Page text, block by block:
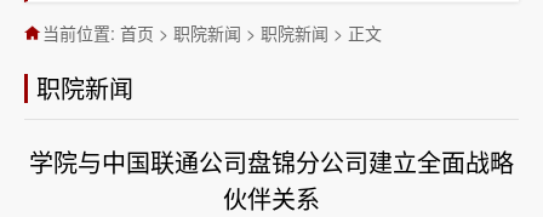
当前位置:首页 >职院新闻 >职院新闻 > 正文
职院新闻
学院与中国联通公司盘锦分公司建立全面战略
伙伴关系